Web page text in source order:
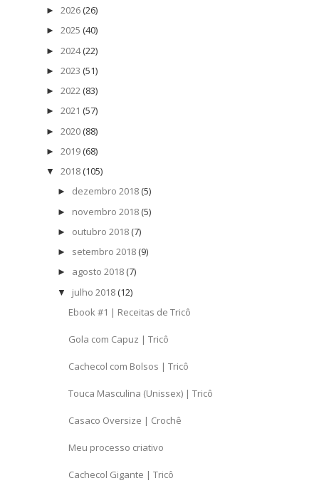
► 2026 (26)
► 2025 (40)
► 2024 (22)
► 2023 (51)
► 2022 (83)
► 2021 (57)
► 2020 (88)
► 2019 (68)
▼ 2018 (105)
► dezembro 2018 (5)
► novembro 2018 (5)
► outubro 2018 (7)
► setembro 2018 (9)
► agosto 2018 (7)
▼ julho 2018 (12)
Ebook #1 | Receitas de Tricô
Gola com Capuz | Tricô
Cachecol com Bolsos | Tricô
Touca Masculina (Unissex) | Tricô
Casaco Oversize | Crochê
Meu processo criativo
Cachecol Gigante | Tricô